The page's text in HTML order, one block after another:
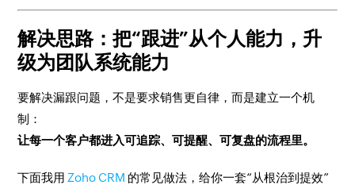
解决思路：把“跟进”从个人能力，升
级为团队系统能力
要解决漏跟问题，不是要求销售更自律，而是建立一个机
制：
让每一个客户都进入可追踪、可提醒、可复盘的流程里。
下面我用 Zoho CRM 的常见做法，给你一套“从根治到提效”